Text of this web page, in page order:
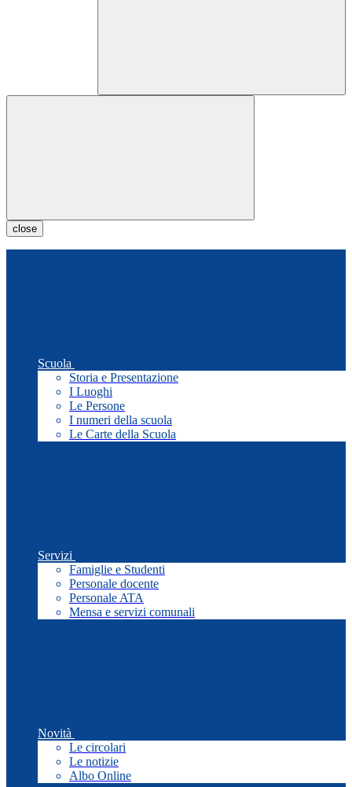
close
Scuola
Storia e Presentazione
I Luoghi
Le Persone
I numeri della scuola
Le Carte della Scuola
Servizi
Famiglie e Studenti
Personale docente
Personale ATA
Mensa e servizi comunali
Novità
Le circolari
Le notizie
Albo Online